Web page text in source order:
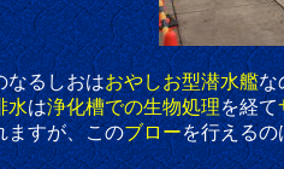
しおはおやしお型潜水艦な
水は浄化槽での生物処理を経て
ますが、このブローを行えるの